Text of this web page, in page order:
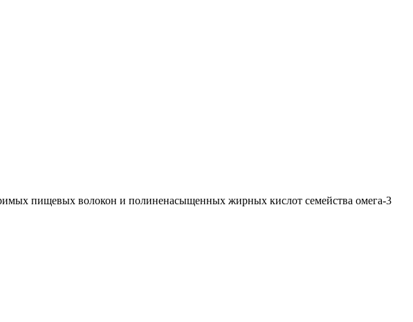
пищевых волокон и полиненасыщенных жирных кислот семейства омега-3